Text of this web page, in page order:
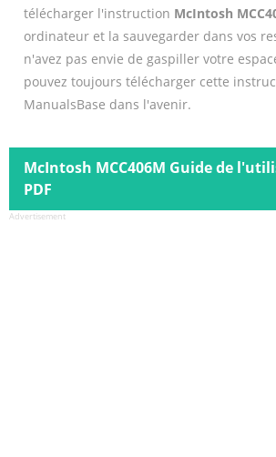
télécharger l'instruction McIntosh
ordinateur et la sauvegarder dans vos
n'avez pas envie de gaspiller votre
pouvez toujours télécharger cette
ManualsBase dans l'avenir.
McIntosh MCC406M Guide de
PDF
Advertisement